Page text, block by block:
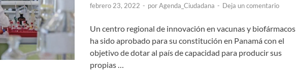
febrero 23, 2022 - porAgenda_Ciudadana - Deja un comentario
Un centro regional de innovación en vacunas y biofármacos
ha sido aprobado para su constitución en Panamá con el
objetivo de dotar al país de capacidad para producir sus
propias …